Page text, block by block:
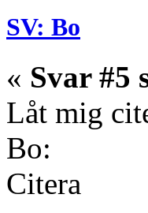
SV: Bo
« Svar #5
Låt mig
Bo:
Citera